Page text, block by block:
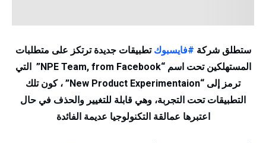
ستطلق شركة #فايسبوك تطبيقات جديدة ترتكز على متطلبات
المستهلكين تحت اسم “NPE Team, from Facebook” التي
ترمز إلى “New Product Experimentaion” ، كون تلك
التطبيقات تحت التجربة، وهي قابلة للتغيير والحذف في حال
اعتبرها عمالقة التكنولوجيا عديمة الفائدة